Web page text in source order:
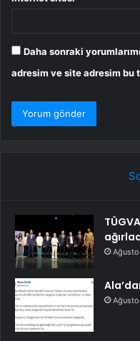
Daha sonraki
adresim ve site adresim bu